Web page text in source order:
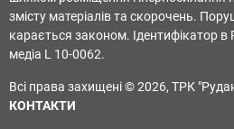
змісту матеріалів та скорочень.
карається законом. Ідентифікатор в
медіа L 10-0062.
Всі права захищені © 2026, ТРК
КОНТАКТИ